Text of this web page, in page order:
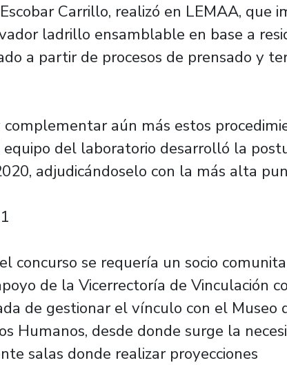
Carrillo, realizó en LEMAA, que
ladrillo ensamblable en base a
a partir de procesos de prensado y
aún más estos
del laboratorio desarrolló la
adjudicándoselo con la más alta
concurso se requería un socio
de la Vicerrectoría de Vinculación
de gestionar el vínculo con el Museo
Humanos, desde donde surge la
salas donde realizar proyecciones